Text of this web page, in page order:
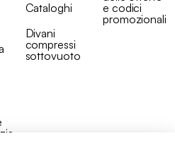
Cataloghi
Divani
compressi
sottovuoto
e codici
promozionali